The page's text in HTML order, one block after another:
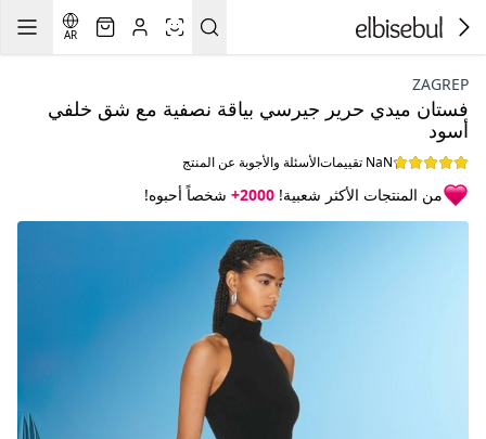
AR
ZAGREP
فستان ميدي حرير جيرسي بياقة نصفية مع شق خلفي
أسود
NaN تقييمات الأسئلة والأجوبة عن المنتج
من المنتجات الأكثر شعبية! 2000+ شخصاً أحبوه!